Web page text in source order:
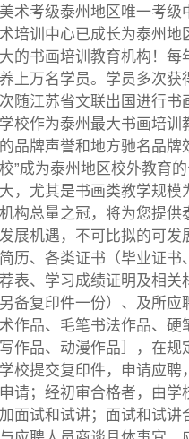
术考级泰州地区唯一考级
培训中心已成长为泰州地
的书画培训教育机构！每
上万名学员。学员多次获
随江苏省文联出国进行书
校作为泰州最大书画培训
品牌声誉和地方驰名品牌
”成为泰州地区校外教育的
，尤其是书画类教学规模
构总量之冠，将为您提供
展机遇，不可比拟的可发
历、各类证书（毕业证书
表、学习成绩证明及相关
备复印件一份）、及所应
作品、毛笔书法作品、硬
作品、动漫作品］，在规
校提交复印件，申请应聘
请；经初审合格者，由学
面试和试讲；面试和试讲